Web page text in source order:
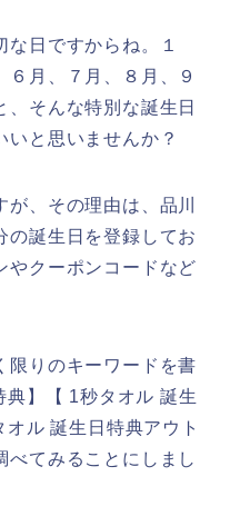
日ですからね。１
６月、７月、８月、９
、そんな特別な誕生日
いと思いませんか？
、その理由は、品川
の誕生日を登録してお
やクーポンコードなど
限りのキーワードを書
典】【 1秒タオル 誕生
ル 誕生日特典アウト
べてみることにしまし